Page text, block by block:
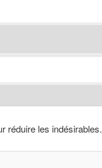
réduire les indésirables.